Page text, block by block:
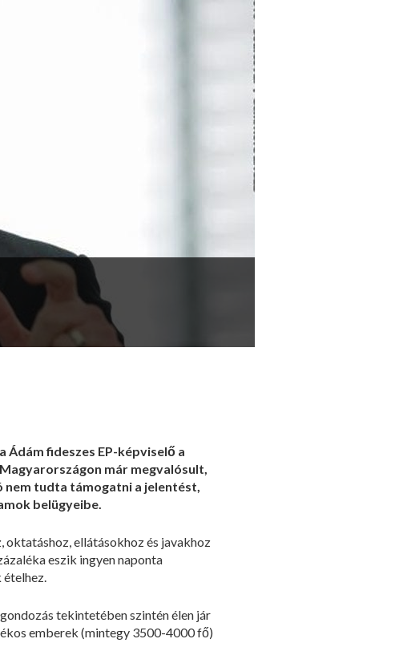
fideszes EP-képviselő a
már megvalósult,
nem tudta támogatni a jelentést,
belügyeibe.
ellátásokhoz és javakhoz
eszik ingyen naponta
ételhez.
tekintetében szintén élen jár
emberek (mintegy 3500-4000 fő)